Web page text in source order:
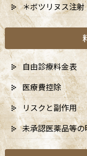
＊ボツリヌス注
自由診療料金表
医療費控除
リスクと副作用
未承認医薬品等